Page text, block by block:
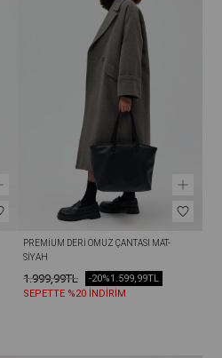
PREMIUM DERI OMUZ ÇANTASI MAT-
SIYAH
1.999,99TL 1.599,99TL
-20%
SEPETTE %20 İNDİRİM